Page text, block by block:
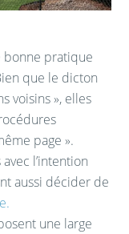
bonne pratique
que le dicton
voisins », elles
page ».
l’intention
aussi décider de
une large